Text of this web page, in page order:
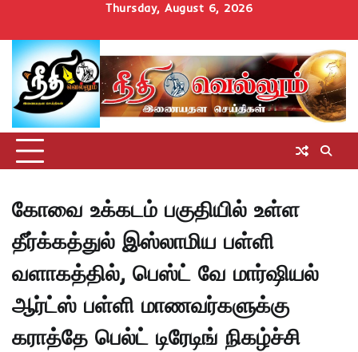
content
Thursday, August 6, 2026
Homeசெய்திகள்
தமிழ்நாடுமாவட்டச்செய்திகள்
அரசியல்ஆன்மிகம்
சட்டம்
அறிவோம்
சினிமாUncategorized
கோவை உக்கடம் பகுதியில் உள்ள
தீர்க்கத்துல் இஸ்லாமிய பள்ளி
வளாகத்தில், பெஸ்ட் வே மார்ஷியல்
ஆர்ட்ஸ் பள்ளி மாணவர்களுக்கு
கராத்தே பெல்ட் டிரேடிங் நிகழ்ச்சி